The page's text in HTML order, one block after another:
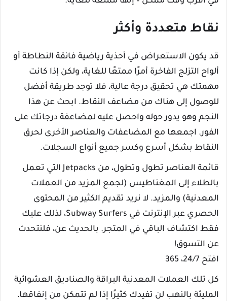
نقاط متعددة وأكثر
قد يكون الاستعراض في أحذية رياضية فائقة النطاطة أو
ألواح التزلج الفاخرة أمرًا ممتعًا للغاية، ولكن إذا كانت
مهمتك هي تحقيق درجة عالية، فلا توجد طريقة أفضل
للوصول إلى هناك من مضاعف النقاط. ابحث عن هذا
النجم وهو يدور حوله واحصل عليه لمضاعفة درجاتك على
الفور. اجمعها مع المضاعفات والعناصر الأخرى لحرق
النقاط بشكل أسرع وكسر جميع أنواع السجلات.
قائمة العناصر تطول وتطول، من Jetpacks التي تعمل
بالطلاء إلى المغناطيس (لجمع المزيد من العملات
المعدنية) والمزيد. لا نريد تقديم الكثير من المحتوى
الحصري عبر الإنترنت في Subway Surfers، لذلك عليك
فقط اكتشاف الباقي في المتجر. بالحديث عن، فلنتحدث
عن التسوق!
افتح 24/7، 365
كل تلك العملات المعدنية البراقة والصناديق العشوائية
المليئة بالنهب لن تفيدك كثيرًا إذا لم تتمكن من إنفاقها،